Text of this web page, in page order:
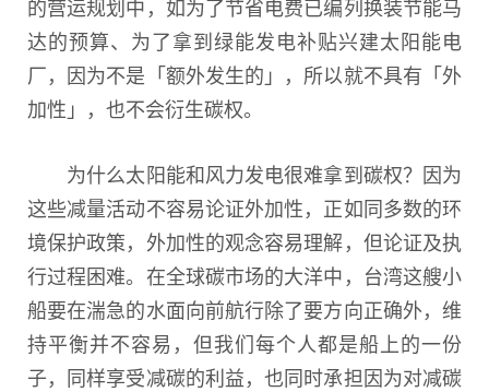
的营运规划中，如为了节省电费已编列换装节能马
达的预算、为了拿到绿能发电补贴兴建太阳能电
厂，因为不是「额外发生的」，所以就不具有「外
加性」，也不会衍生碳权。
为什么太阳能和风力发电很难拿到碳权？因为
这些减量活动不容易论证外加性，正如同多数的环
境保护政策，外加性的观念容易理解，但论证及执
行过程困难。在全球碳市场的大洋中，台湾这艘小
船要在湍急的水面向前航行除了要方向正确外，维
持平衡并不容易，但我们每个人都是船上的一份
子，同样享受减碳的利益，也同时承担因为对减碳